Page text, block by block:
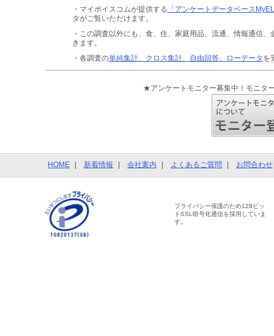
・マイボイスコムが提供する 「アンケートデータベース
タがご覧いただけます。
・この調査以外にも、食、住、家庭用品、流通、情報通信、
きます。
・各調査の単純集計、クロス集計、自由回答、ローデータ を
★アンケートモニター募集中！モニタ
HOME 新着情報 会社案内 よくあるご質問 お問合わせ
プライバシー保護のため128ビッ
トSSL暗号化通信を採用していま
す。